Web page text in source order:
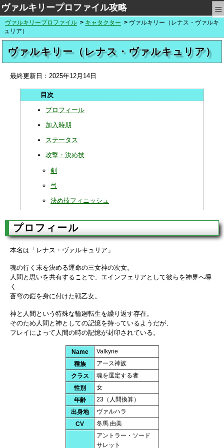
ヴァルキリープロファイル攻略 ≡
ヴァルキリープロファイル キャタクター
ヴァルキリー（レナス・ヴァルキ
ュリア）
ヴァルキリー（レナス・ヴァルキュリア）
最終更新日： 2025年12月14日
プロフィール
加入時期
ステータス
攻撃・決め技
剣
弓
決め技フィニッシュ
プロフィール
本名は「レナス・ヴァルキュリア」
魂の行く末を決める運命の三女神の次女。
人間と思いを共有することで、エインフェリアとして彼らを神界へ導
く
蒼穹の鎧を身に付けた戦乙女。
神と人間という特殊な輪廻転生を繰り返す存在。
そのため人間と神としての記憶を持っているようだが、
フレイによって人間の時の記憶が封印されている。
Name
Valkyrie
種族
アース神族
クラス
魂を選定する者
性別
女
年齢
23（人間換算）
出身地
ヴァルハラ
CV
冬馬 由美
アントラー・ソード
サレット